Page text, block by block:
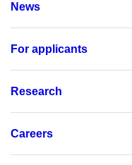
News
For applicants
Research
Careers